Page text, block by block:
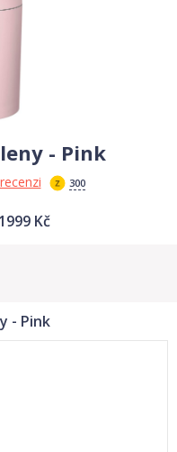
- Pink
300
1999 Kč
- Pink